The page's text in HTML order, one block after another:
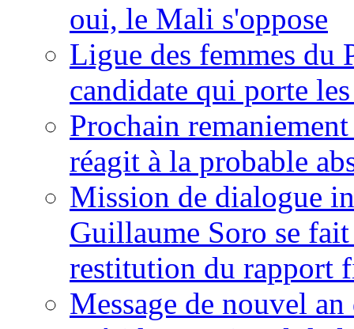
oui, le Mali s'oppose
Ligue des femmes du
candidate qui porte
Prochain
réagit à la probable
Mission de dialogue
Guillaume Soro se
restitution du rapport
Message de nouvel